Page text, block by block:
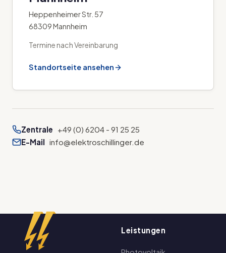
Heppenheimer Str. 57
68309 Mannheim
Termine nach Vereinbarung
Standortseite ansehen
Zentrale +49 (0) 6204 - 91 25 25
E-Mail info@elektroschillinger.de
Leistungen